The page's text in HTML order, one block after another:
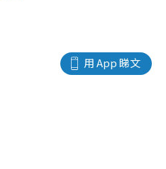
用 App 睇文